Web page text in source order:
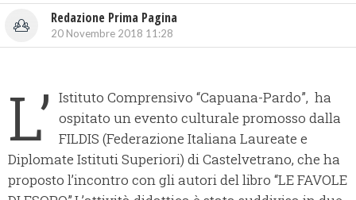
Redazione Prima Pagina
20 Novembre 2018 11:28
L’ Istituto Comprensivo “Capuana-Pardo”, ha
ospitato un evento culturale promosso dalla
FILDIS (Federazione Italiana Laureate e
Diplomate Istituti Superiori) di Castelvetrano, che ha
proposto l’incontro con gli autori del libro “LE FAVOLE